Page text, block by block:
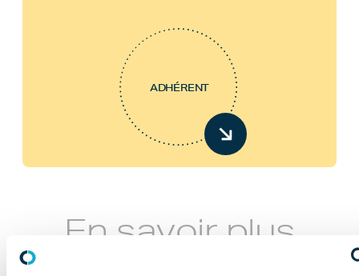
ADHÉRENT
En savoir plus